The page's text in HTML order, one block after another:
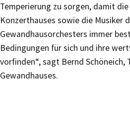
Temperierung zu sorgen, damit
Konzerthauses sowie die Musiker
Gewandhausorchesters immer
Bedingungen für sich und ihre
vorfinden“, sagt Bernd Schöneich,
Gewandhauses.